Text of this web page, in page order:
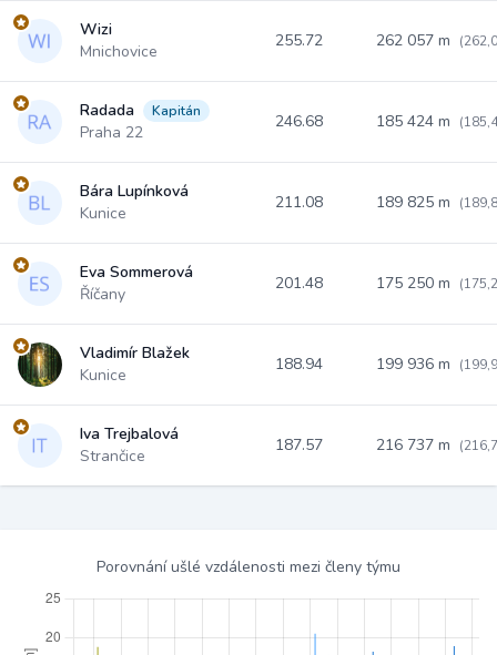
Wizi
Mnichovice
255.72 262 057 m
Radada Kapitán
Praha 22
246.68 185 424 m
Bára Lupínková
Kunice
211.08 189 825 m
Eva Sommerová
Říčany
201.48 175 250 m
Vladimír Blažek
Kunice
188.94 199 936 m
Iva Trejbalová
Strančice
187.57 216 737 m
Porovnání ušlé vzdálenosti mezi členy týmu